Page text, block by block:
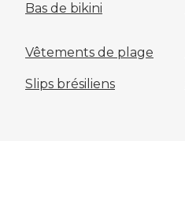
Bas de bikini
Vêtements de plage
Slips brésiliens